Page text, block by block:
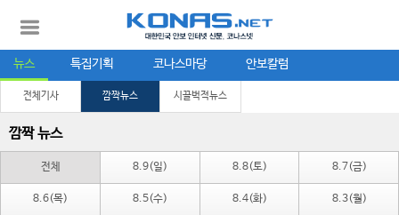
뉴스 특집기획 코나스마당 안보칼럼
전체기사 깜짝뉴스 시끌벅적뉴스
깜짝 뉴스
전체 8.9(일) 8.8(토) 8.7(금)
8.6(목) 8.5(수) 8.4(화) 8.3(월)